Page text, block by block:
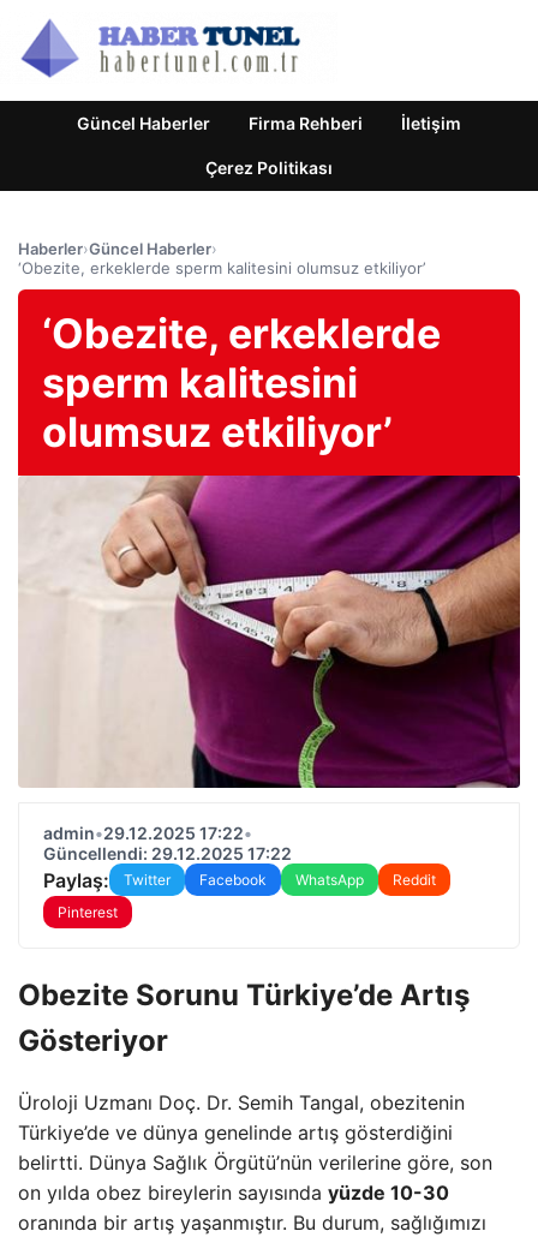
Güncel Haberler Firma Rehberi İletişim
Çerez Politikası
Haberler›Güncel Haberler›
‘Obezite, erkeklerde sperm kalitesini olumsuz etkiliyor’
‘Obezite, erkeklerde
sperm kalitesini
olumsuz etkiliyor’
admin•29.12.2025 17:22•
Güncellendi: 29.12.2025 17:22
Paylaş: Twitter Facebook WhatsApp
Reddit
Pinterest
Obezite Sorunu Türkiye’de Artış
Gösteriyor
Üroloji Uzmanı Doç. Dr. Semih Tangal, obezitenin
Türkiye’de ve dünya genelinde artış gösterdiğini
belirtti. Dünya Sağlık Örgütü’nün verilerine göre, son
on yılda obez bireylerin sayısında yüzde 10-30
oranında bir artış yaşanmıştır. Bu durum, sağlığımızı